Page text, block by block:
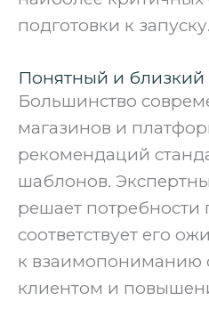
подготовки к запуску.
Понятный и близкий
Большинство
магазинов и
рекомендаций
шаблонов.
решает потребности
соответствует его
к взаимопониманию
клиентом и